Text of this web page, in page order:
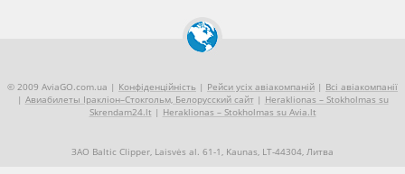
© 2009 AviaGO.com.ua | Конфіденційність | Рейси усіх авіакомпаній | Всі авіакомпанії
| Авиабилеты Іракліон–Стокгольм, Белорусский сайт| Heraklionas – Stokholmas su
Skrendam24.lt | Heraklionas – Stokholmas su Avia.lt
ЗАО Baltic Clipper, Laisvės al. 61-1, Kaunas, LT-44304, Литва